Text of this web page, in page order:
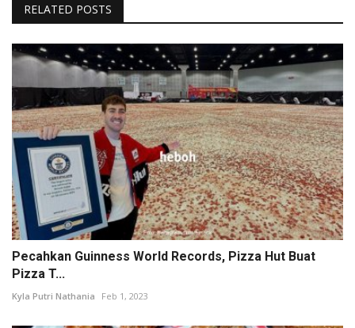
RELATED POSTS
Pecahkan Guinness World Records, Pizza Hut Buat
Pizza T...
Kyla Putri Nathania Feb 1, 2023